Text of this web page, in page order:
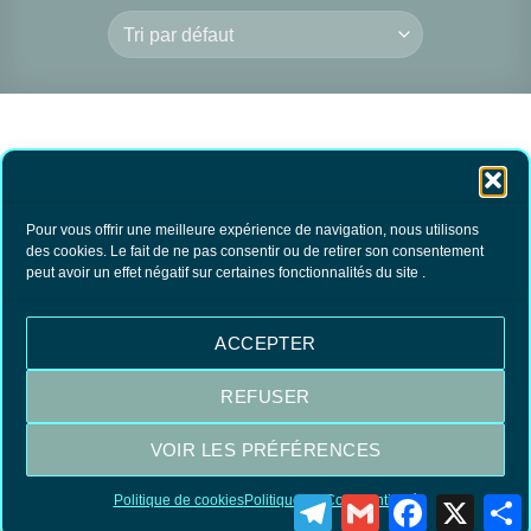
Pour vous offrir une meilleure expérience de navigation, nous utilisons
des cookies. Le fait de ne pas consentir ou de retirer son consentement
peut avoir un effet négatif sur certaines fonctionnalités du site .
ACCEPTER
REFUSER
VOIR LES PRÉFÉRENCES
Politique de cookiesPolitique de Confidentialité
PSHITT ANTI-
10.90€ TTC
PANIER
Visa MasterCardPayPal
TelegramGmail Facebook